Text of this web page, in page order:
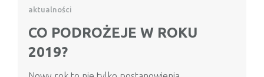
aktualności
CO PODROŻEJE W ROKU
2019?